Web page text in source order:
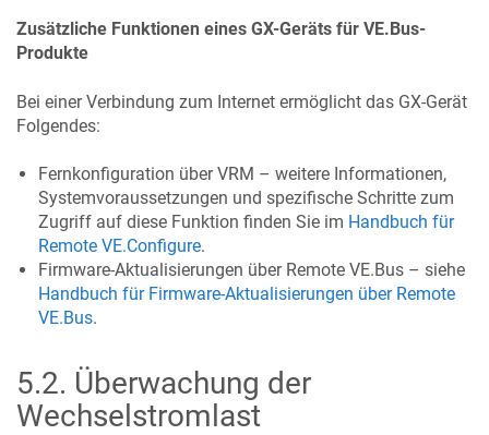
Zusätzliche Funktionen eines GX-Geräts für VE.Bus-
Produkte
Bei einer Verbindung zum Internet ermöglicht das GX-Gerät
Folgendes:
Fernkonfiguration über VRM – weitere Informationen,
Systemvoraussetzungen und spezifische Schritte zum
Zugriff auf diese Funktion finden Sie im Handbuch für
Remote VE.Configure.
Firmware-Aktualisierungen über Remote VE.Bus – siehe
Handbuch für Firmware-Aktualisierungen über Remote
VE.Bus.
5.2. Überwachung der
Wechselstromlast